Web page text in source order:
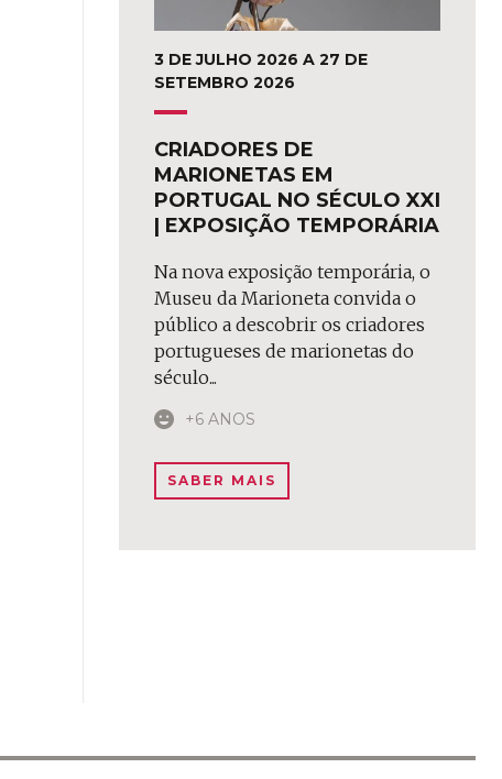
3 DE JULHO 2026 A 27 DE
SETEMBRO 2026
CRIADORES DE
MARIONETAS EM
PORTUGAL NO SÉCULO XXI
| EXPOSIÇÃO TEMPORÁRIA
Na nova exposição temporária, o
Museu da Marioneta convida o
público a descobrir os criadores
portugueses de marionetas do
século...
+6 ANOS
SABER MAIS